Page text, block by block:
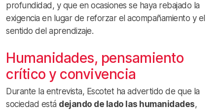
profundidad, y que en ocasiones se haya rebajado la
exigencia en lugar de reforzar el acompañamiento y el
sentido del aprendizaje.
Humanidades, pensamiento
crítico y convivencia
Durante la entrevista, Escotet ha advertido de que la
sociedad está dejando de lado las humanidades,